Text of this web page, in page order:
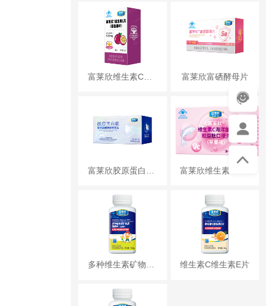
富莱欣维生素C片（百香果味） 富莱欣富硒酵母片
富莱欣胶原蛋白肽透明质酸钠果味饮品
多种维生素矿物质咀嚼片（儿童型） 维生素C维生素E片